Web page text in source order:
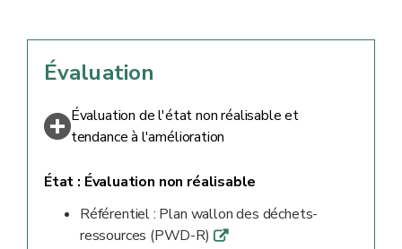
Évaluation
Évaluation de l'état non réalisable et
tendance à l'amélioration
État : Évaluation non réalisable
Référentiel : Plan wallon des déchets-
ressources (PWD-R) q